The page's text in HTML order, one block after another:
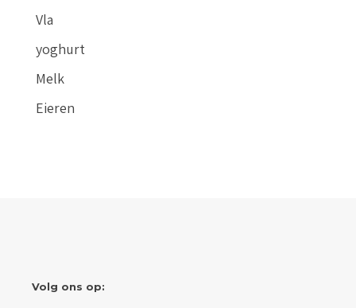
Vla
yoghurt
Melk
Eieren
Volg ons op: